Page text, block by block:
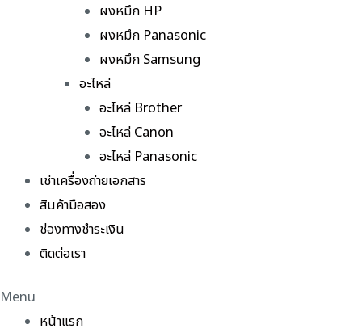
ผงหมึก HP
ผงหมึก Panasonic
ผงหมึก Samsung
อะไหล่
อะไหล่ Brother
อะไหล่ Canon
อะไหล่ Panasonic
เช่าเครื่องถ่ายเอกสาร
สินค้ามือสอง
ช่องทางชำระเงิน
ติดต่อเรา
Menu
หน้าแรก